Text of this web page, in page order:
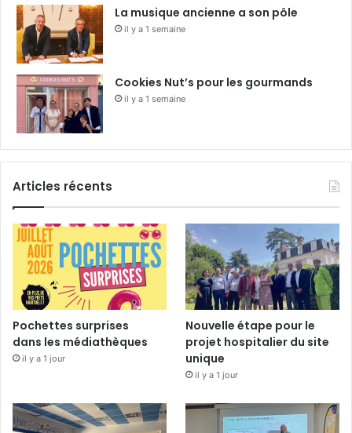
La musique ancienne a son pôle
il y a 1 semaine
Cookies Nut’s pour les gourmands
il y a 1 semaine
Articles récents
Pochettes surprises
dans les médiathèques
il y a 1 jour
Nouvelle étape pour le
projet hospitalier du site
unique
il y a 1 jour